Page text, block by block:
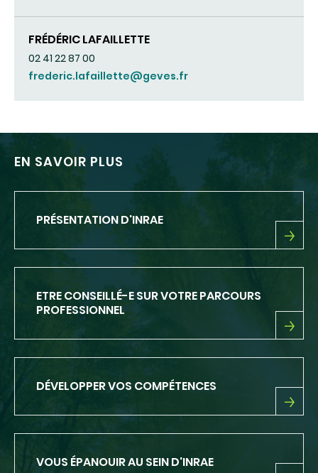
FRÉDÉRIC LAFAILLETTE
02 41 22 87 00
frederic.lafaillette@geves.fr
EN SAVOIR PLUS
PRÉSENTATION D'INRAE
PRÉSENTATION
ETRE CONSEILLÉ-E SUR VOTRE PARCOURS
PROFESSIONNEL
ETRE
SUR
VOTRE
PROFESSIONNEL
DÉVELOPPER VOS COMPÉTENCES
DÉVELOPPER
VOUS ÉPANOUIR AU SEIN D'INRAE